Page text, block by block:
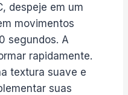
despeje em um
movimentos
segundos. A
rapidamente.
textura suave e
suas